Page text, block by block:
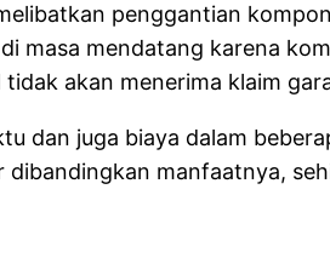
penggantian
masa mendatang karena
akan menerima klaim
dan juga biaya dalam
manfaatnya,